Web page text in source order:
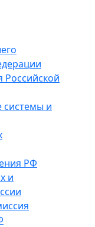
системы и
РФ
и